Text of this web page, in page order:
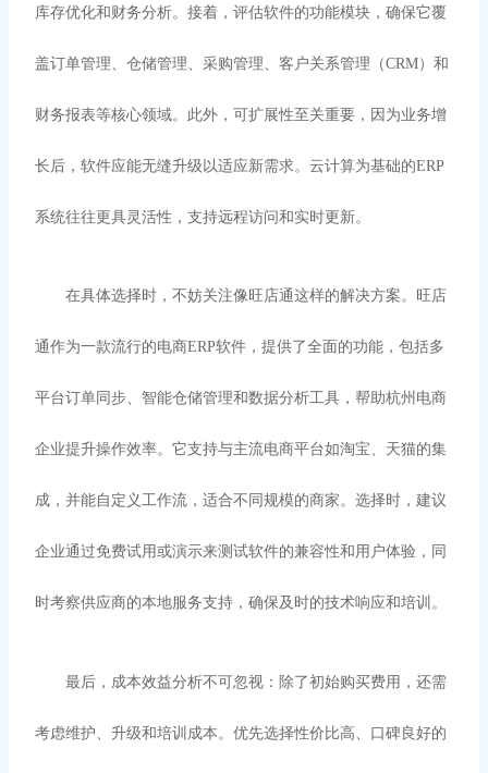
库存优化和财务分析。接着，评估软件的功能模块，确保它覆
盖订单管理、仓储管理、采购管理、客户关系管理（CRM）和
财务报表等核心领域。此外，可扩展性至关重要，因为业务增
长后，软件应能无缝升级以适应新需求。云计算为基础的ERP
系统往往更具灵活性，支持远程访问和实时更新。
在具体选择时，不妨关注像旺店通这样的解决方案。旺店
通作为一款流行的电商ERP软件，提供了全面的功能，包括多
平台订单同步、智能仓储管理和数据分析工具，帮助杭州电商
企业提升操作效率。它支持与主流电商平台如淘宝、天猫的集
成，并能自定义工作流，适合不同规模的商家。选择时，建议
企业通过免费试用或演示来测试软件的兼容性和用户体验，同
时考察供应商的本地服务支持，确保及时的技术响应和培训。
最后，成本效益分析不可忽视：除了初始购买费用，还需
考虑维护、升级和培训成本。优先选择性价比高、口碑良好的